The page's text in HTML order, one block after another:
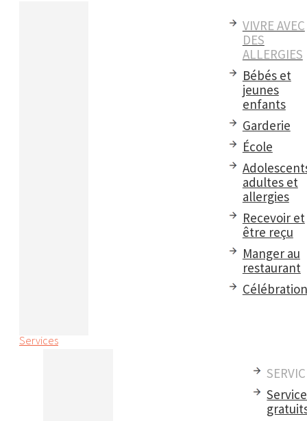
VIVRE AVEC
DES
ALLERGIES
Bébés et
jeunes
enfants
Garderie
École
adultes et
allergies
Recevoir et
être reçu
Manger au
restaurant
Services